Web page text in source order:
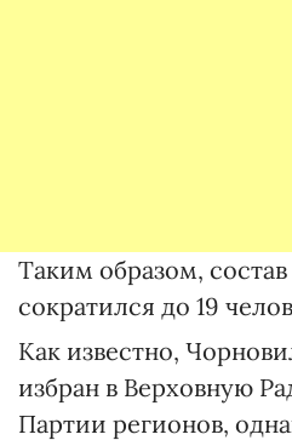
Таким образом,
сократился до 19
Как известно,
избран в Верховную
Партии регионов,